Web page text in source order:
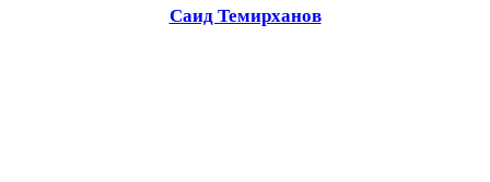
Саид Темирханов